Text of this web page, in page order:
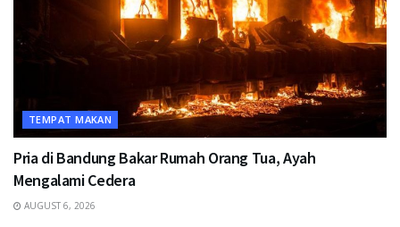
TEMPAT MAKAN
Pria di Bandung Bakar Rumah Orang Tua, Ayah
Mengalami Cedera
AUGUST 6, 2026